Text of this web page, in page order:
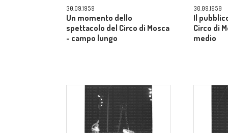
30.09.1959
Un momento dello
spettacolo del Circo di Mosca
- campo lungo
30.09.1959
Il
Circo di
medio